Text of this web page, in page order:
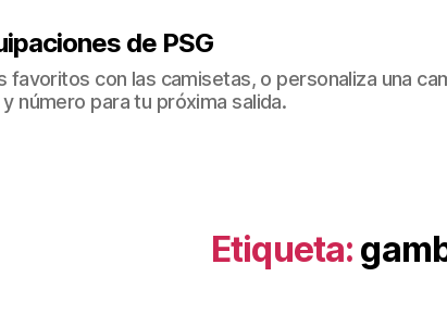
de PSG
favoritos con las camisetas, o personaliza una
número para tu próxima salida.
Etiqueta: